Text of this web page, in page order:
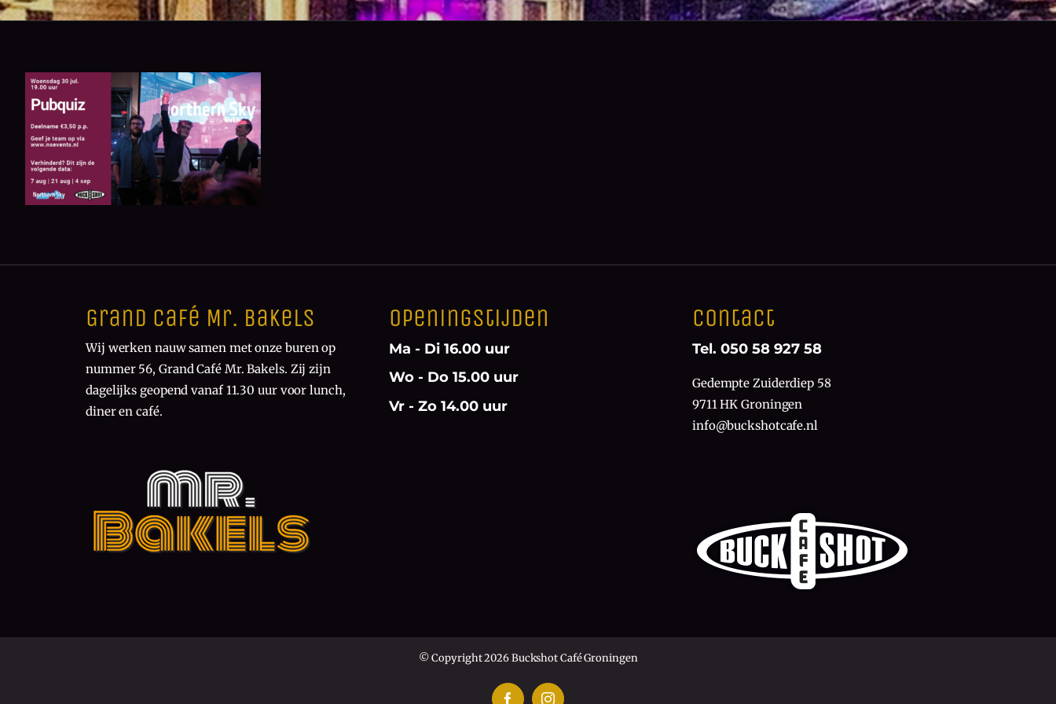
Grand Café Mr. Bakels
Wij werken nauw samen met onze buren op
nummer 56, Grand Café Mr. Bakels. Zij zijn
dagelijks geopend vanaf 11.30 uur voor lunch,
diner en café.
Openingstijden
Ma - Di 16.00 uur
Wo - Do 15.00 uur
Vr - Zo 14.00 uur
Contact
Tel. 050 58 927 58
Gedempte Zuiderdiep 58
9711 HK Groningen
info@buckshotcafe.nl
© Copyright 2026 Buckshot Café Groningen